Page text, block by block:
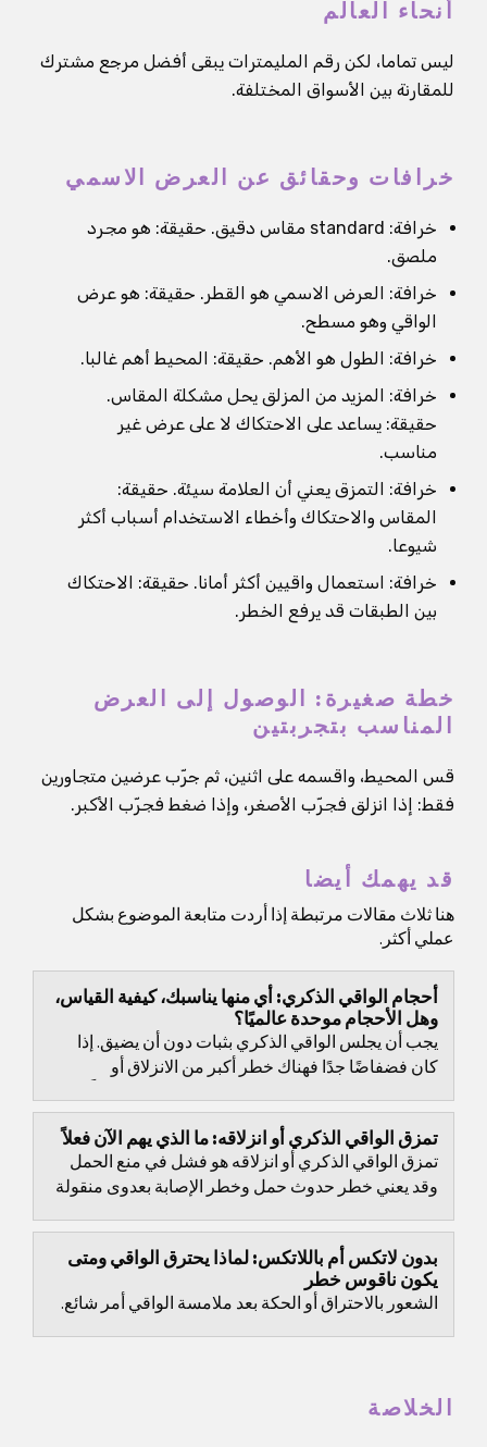
أنحاء العالم
ليس تماما، لكن رقم المليمترات يبقى أفضل مرجع مشترك
للمقارنة بين الأسواق المختلفة.
خرافات وحقائق عن العرض الاسمي
خرافة: standard مقاس دقيق. حقيقة: هو مجرد
ملصق.
خرافة: العرض الاسمي هو القطر. حقيقة: هو عرض
الواقي وهو مسطح.
خرافة: الطول هو الأهم. حقيقة: المحيط أهم غالبا.
خرافة: المزيد من المزلق يحل مشكلة المقاس.
حقيقة: يساعد على الاحتكاك لا على عرض غير
مناسب.
خرافة: التمزق يعني أن العلامة سيئة. حقيقة:
المقاس والاحتكاك وأخطاء الاستخدام أسباب أكثر
شيوعا.
خرافة: استعمال واقيين أكثر أمانا. حقيقة: الاحتكاك
بين الطبقات قد يرفع الخطر.
خطة صغيرة: الوصول إلى العرض
المناسب بتجربتين
قس المحيط، واقسمه على اثنين، ثم جرّب عرضين متجاورين
فقط: إذا انزلق فجرّب الأصغر، وإذا ضغط فجرّب الأكبر.
قد يهمك أيضا
هنا ثلاث مقالات مرتبطة إذا أردت متابعة الموضوع بشكل
عملي أكثر.
أحجام الواقي الذكري: أي منها يناسبك، كيفية القياس،
وهل الأحجام موحدة عالميًا؟
يجب أن يجلس الواقي الذكري بثبات دون أن يضيق. إذا
كان فضفاضًا جدًا فهناك خطر أكبر من الانزلاق أو
تمزق الواقي الذكري أو انزلاقه: ما الذي يهم الآن فعلاً
تمزق الواقي الذكري أو انزلاقه هو فشل في منع الحمل
وقد يعني خطر حدوث حمل وخطر الإصابة بعدوى منقولة
بدون لاتكس أم باللاتكس: لماذا يحترق الواقي ومتى
يكون ناقوس خطر
الشعور بالاحتراق أو الحكة بعد ملامسة الواقي أمر شائع.
الخلاصة